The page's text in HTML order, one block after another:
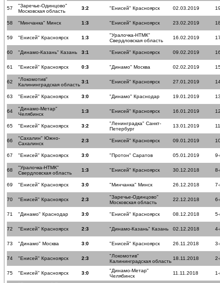
57
"Заречье-Одинцово"
Московская область
3:2 "Енисей" Красноярск 02.03.2019
58 "Минчанка" Минск 1:3 "Енисей" Красноярск 23.02.2019
59 "Енисей" Красноярск 1:3
"Уралочка-НТМК"
Свердловская область
16.02.2019
60 "Динамо-Казань" Казань 3:1 "Енисей" Красноярск 09.02.2019
61 "Енисей" Красноярск 0:3 "Динамо" Москва 02.02.2019
62
"Локомотив"
Калининградская область
3:1 "Енисей" Красноярск 27.01.2019
63 "Енисей" Красноярск 3:0 "Динамо" Краснодар 19.01.2019
64
"Динамо-Метар"
Челябинск
1:3 "Енисей" Красноярск 16.01.2019
65 "Енисей" Красноярск 3:2
"Ленинградка" Санкт-
Петербург
13.01.2019
66
"Сахалин" Южно-
Сахалинск
2:3 "Енисей" Красноярск 09.01.2019
67 "Енисей" Красноярск 3:0 "Протон" Саратов 05.01.2019
68
"Уралочка-НТМК"
Свердловская область
1:3 "Енисей" Красноярск 30.12.2018
69 "Енисей" Красноярск 3:0 "Минчанка" Минск 26.12.2018
70 "Енисей" Красноярск 2:3
"Заречье-Одинцово"
Московская область
22.12.2018
71 "Динамо" Краснодар 3:0 "Енисей" Красноярск 08.12.2018
72 "Енисей" Красноярск 2:3 "Динамо-Казань" Казань 02.12.2018
73 "Динамо" Москва 3:0 "Енисей" Красноярск 26.11.2018
74 "Енисей" Красноярск 2:3
"Локомотив"
Калининградская область
18.11.2018
75 "Енисей" Красноярск 3:0
"Динамо-Метар"
Челябинск
11.11.2018